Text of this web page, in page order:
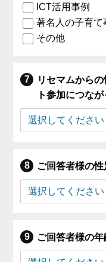
ICT活用事例
著名人の子育て
その他
リセマムから
ト参加につな
ご回答者様の性
ご回答者様の年